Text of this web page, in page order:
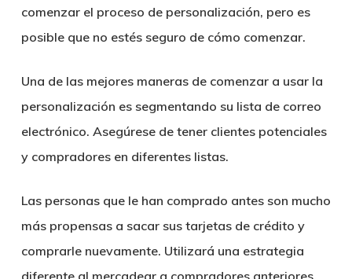
comenzar el proceso de personalización, pero es
posible que no estés seguro de cómo comenzar.
Una de las mejores maneras de comenzar a usar la
personalización es segmentando su lista de correo
electrónico. Asegúrese de tener clientes potenciales
y compradores en diferentes listas.
Las personas que le han comprado antes son mucho
más propensas a sacar sus tarjetas de crédito y
comprarle nuevamente. Utilizará una estrategia
diferente al mercadear a compradores anteriores,